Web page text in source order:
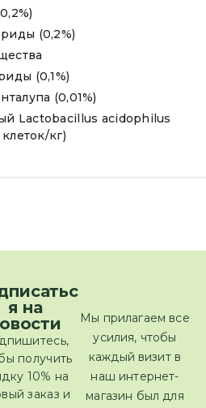
(0,2%)
(0,1%)
(0,01%)
Lactobacillus acidophilus
кг)
Мы прилагаем все
усилия, чтобы
каждый визит в
наш интернет-
магазин был для
я на
получить
10% на
заказ и